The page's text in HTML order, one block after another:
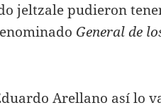
jeltzale pudieron
General de
Arellano así lo